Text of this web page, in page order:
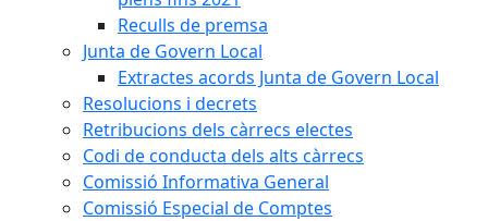
Reculls de premsa
Junta de Govern Local
Extractes acords Junta de Govern Local
Resolucions i decrets
Retribucions dels càrrecs electes
Codi de conducta dels alts càrrecs
Comissió Informativa General
Comissió Especial de Comptes